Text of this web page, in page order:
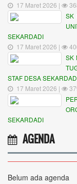
17 Maret 2026 |
SK
SEKARDADI
17 Maret 2026 |
SK
STAF DESA
17 Maret 2026 |
SEKARDADI
AGENDA
Belum ada agenda